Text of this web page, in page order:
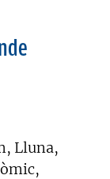
Lluna,